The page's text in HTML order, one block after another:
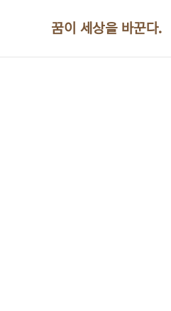
꿈이 세상을 바꾼다.